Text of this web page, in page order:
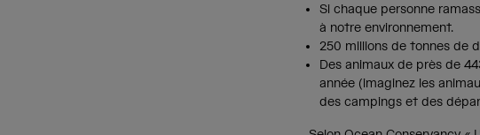
Si chaque personne
à notre environnement.
250 millions de tonnes de
Des animaux de près de
année (imaginez les
des campings et des